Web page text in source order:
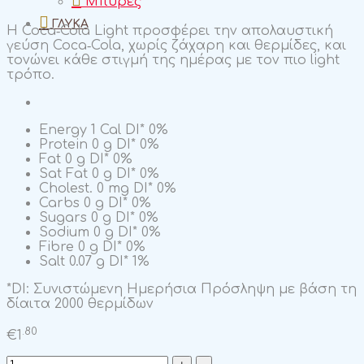
ΓΛΥΚΆ
H Coca‑Cola Light προσφέρει την απολαυστική
γεύση Coca‑Cola, χωρίς ζάχαρη και θερμίδες, και
τονώνει κάθε στιγμή της ημέρας με τον πιο light
τρόπο.
Energy 1 Cal DI* 0%
Protein 0 g DI* 0%
Fat 0 g DI* 0%
Sat Fat 0 g DI* 0%
Cholest. 0 mg DI* 0%
Carbs 0 g DI* 0%
Sugars 0 g DI* 0%
Sodium 0 g DI* 0%
Fibre 0 g DI* 0%
Salt 0.07 g DI* 1%
*DI: Συνιστώμενη Ημερήσια Πρόσληψη με βάση τη
δίαιτα 2000 θερμίδων
€1 .80